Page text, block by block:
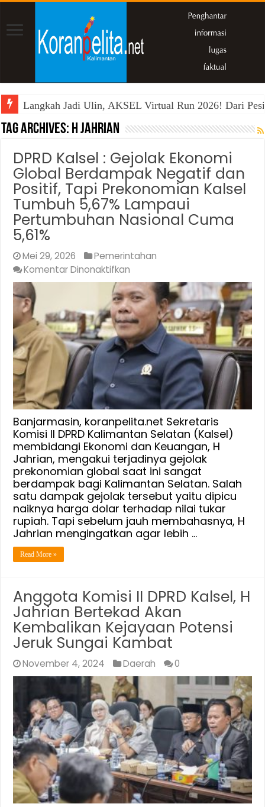
Langkah Jadi Ulin, AKSEL Virtual Run 2026! Dari
Tag Archives: H Jahrian
DPRD Kalsel : Gejolak Ekonomi
Global Berdampak Negatif dan
Positif, Tapi Prekonomian Kalsel
Tumbuh 5,67% Lampaui
Pertumbuhan Nasional Cuma
5,61%
Mei 29, 2026
Pemerintahan
Komentar Dinonaktifkan
DPRD
Kalsel
:
Gejolak
Ekonomi
Global
Berdampak
Negatif
dan
Positif,
Tapi
Prekonomian
Kalsel
Tumbuh
5,67%
Lampaui
Pertumbuhan
Nasional
Cuma
5,61%
Banjarmasin, koranpelita.net Sekretaris
Komisi II DPRD Kalimantan Selatan (Kalsel)
membidangi Ekonomi dan Keuangan, H
Jahrian, mengakui terjadinya gejolak
prekonomian global saat ini sangat
berdampak bagi Kalimantan Selatan. Salah
satu dampak gejolak tersebut yaitu dipicu
naiknya harga dolar terhadap nilai tukar
rupiah. Tapi sebelum jauh membahasnya, H
Jahrian mengingatkan agar lebih …
Read More »
Anggota Komisi II DPRD Kalsel, H
Jahrian Bertekad Akan
Kembalikan Kejayaan Potensi
Jeruk Sungai Kambat
November 4, 2024 Daerah 0